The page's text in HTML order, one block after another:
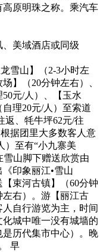
原明珠之称。乘汽车
美域酒店或同级
雪山】（2-3小时左
】（20分钟左右）、
50元/人）、【玉水
理20元/人）至索道
返、牦牛坪62元/往
据团里大多数客人意
）至有“小九寨美
雪山脚下赠送欣赏由
印象丽江•雪山
束河古镇】（60分钟
右）。游【丽江古
自行游览为主，时间
城中唯一没有城墙的
历代集市中心）。晚
早